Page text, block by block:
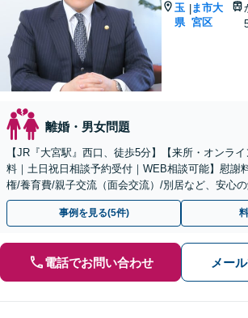
玉
県
|ま市大
宮区
離婚・男女問題
【JR『大宮駅』西口、徒歩5分】【来所・オンラ
料｜土日祝日相談予約受付｜WEB相談可能】慰謝
権/養育費/親子交流（面会交流）/別居など、安心
たします
事例を見る(5件)
電話でお問い合わせ メー